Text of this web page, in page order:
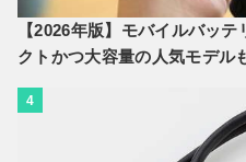
【2026年版】モバイルバッ
クトかつ大容量の人気モデル
4